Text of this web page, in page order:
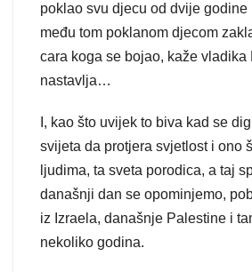
poklao svu djecu od dvije godine
među tom poklanom djecom
cara koga se bojao, kaže vladika
nastavlja…
I, kao što uvijek to biva kad se
svijeta da protjera svjetlost i ono
ljudima, ta sveta porodica, a taj
današnji dan se opominjemo,
iz Izraela, današnje Palestine i
nekoliko godina.